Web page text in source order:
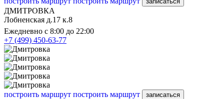
ДМИТРОВКА
Лобненская д.17 к.8
Ежедневно с 8:00 до 22:00
+7 (499) 450-63-77
построить маршрут построить маршрут записаться